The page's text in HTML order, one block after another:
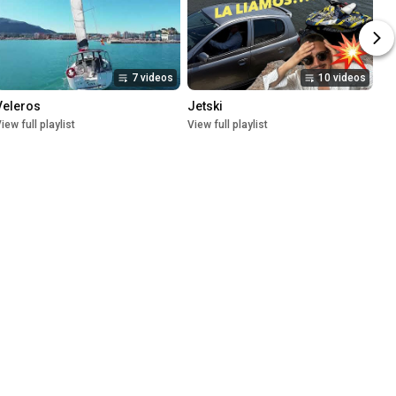
7 videos
full playlist
10 videos
Jetski
View full playlist